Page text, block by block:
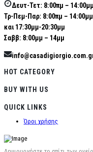
Δευτ-Τετ: 8:00πμ – 14:00μμ
Τρ-Πεμ-Παρ: 8:00πμ – 14:00μμ
και 17:30μμ-20:30μμ
Σαββ: 8:00μμ – 14μμ
HOT CATEGORY
BUY WITH US
QUICK LINKS
Όροι χρήσης